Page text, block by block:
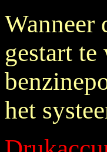
Wanneer
gestart
het